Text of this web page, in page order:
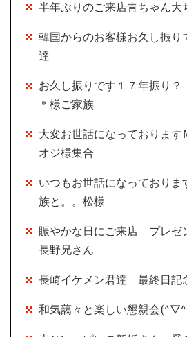
半年ぶりのご来店青ちゃん
韓国からのお客様お久し振り
達
お久し振りです１７年振り
＊様ご家族
大変お世話になっております
オジ様集合
いつもお世話になっておりま
族と。。松様
賑やかな日にご来店 プレ
長野兄さん
長崎イケメン君達 最終日記
和気藹々と楽しい懇親会